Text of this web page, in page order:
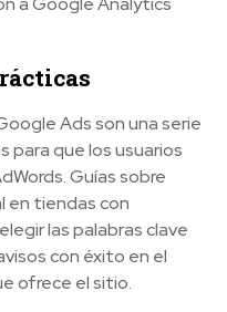
Ads son una serie
para que los usuarios
Guías sobre
en tiendas con
las palabras clave
con éxito en el
ofrece el sitio.